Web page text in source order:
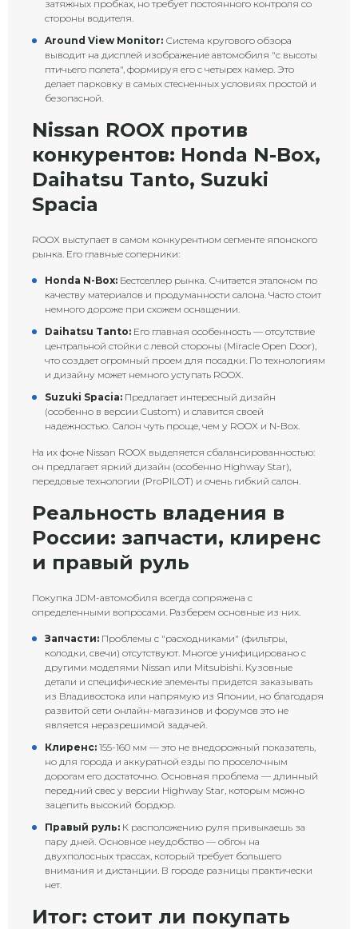
затяжных пробках, но требует постоянного контроля со
стороны водителя.
Around View Monitor: Система кругового обзора
выводит на дисплей изображение автомобиля "с высоты
птичьего полета", формируя его с четырех камер. Это
делает парковку в самых стесненных условиях простой и
безопасной.
Nissan ROOX против
конкурентов: Honda N-Box,
Daihatsu Tanto, Suzuki
Spacia
ROOX выступает в самом конкурентном сегменте японского
рынка. Его главные соперники:
Honda N-Box: Бестселлер рынка. Считается эталоном по
качеству материалов и продуманности салона. Часто стоит
немного дороже при схожем оснащении.
Daihatsu Tanto: Его главная особенность — отсутствие
центральной стойки с левой стороны (Miracle Open Door),
что создает огромный проем для посадки. По технологиям
и дизайну может немного уступать ROOX.
Suzuki Spacia: Предлагает интересный дизайн
(особенно в версии Custom) и славится своей
надежностью. Салон чуть проще, чем у ROOX и N-Box.
На их фоне Nissan ROOX выделяется сбалансированностью:
он предлагает яркий дизайн (особенно Highway Star),
передовые технологии (ProPILOT) и очень гибкий салон.
Реальность владения в
России: запчасти, клиренс
и правый руль
Покупка JDM-автомобиля всегда сопряжена с
определенными вопросами. Разберем основные из них.
Запчасти: Проблемы с "расходниками" (фильтры,
колодки, свечи) отсутствуют. Многое унифицировано с
другими моделями Nissan или Mitsubishi. Кузовные
детали и специфические элементы придется заказывать
из Владивостока или напрямую из Японии, но благодаря
развитой сети онлайн-магазинов и форумов это не
является неразрешимой задачей.
Клиренс: 155-160 мм — это не внедорожный показатель,
но для города и аккуратной езды по проселочным
дорогам его достаточно. Основная проблема — длинный
передний свес у версии Highway Star, которым можно
зацепить высокий бордюр.
Правый руль: К расположению руля привыкаешь за
пару дней. Основное неудобство — обгон на
двухполосных трассах, который требует большего
внимания и дистанции. В городе разницы практически
нет.
Итог: стоит ли покупать